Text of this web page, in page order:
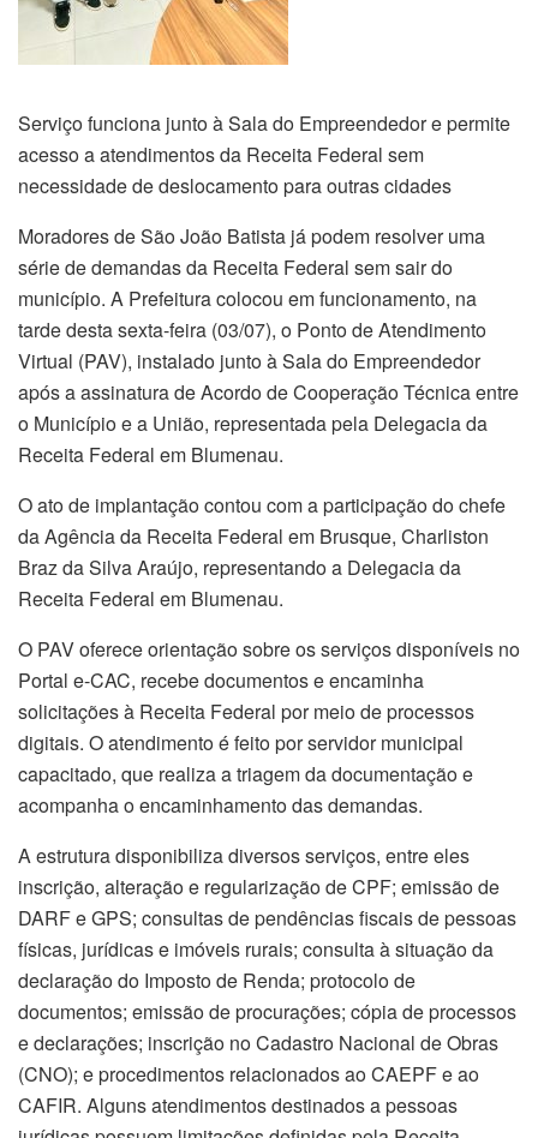
Serviço funciona junto à Sala do Empreendedor e permite
acesso a atendimentos da Receita Federal sem
necessidade de deslocamento para outras cidades
Moradores de São João Batista já podem resolver uma
série de demandas da Receita Federal sem sair do
município. A Prefeitura colocou em funcionamento, na
tarde desta sexta-feira (03/07), o Ponto de Atendimento
Virtual (PAV), instalado junto à Sala do Empreendedor
após a assinatura de Acordo de Cooperação Técnica entre
o Município e a União, representada pela Delegacia da
Receita Federal em Blumenau.
O ato de implantação contou com a participação do chefe
da Agência da Receita Federal em Brusque, Charliston
Braz da Silva Araújo, representando a Delegacia da
Receita Federal em Blumenau.
O PAV oferece orientação sobre os serviços disponíveis no
Portal e-CAC, recebe documentos e encaminha
solicitações à Receita Federal por meio de processos
digitais. O atendimento é feito por servidor municipal
capacitado, que realiza a triagem da documentação e
acompanha o encaminhamento das demandas.
A estrutura disponibiliza diversos serviços, entre eles
inscrição, alteração e regularização de CPF; emissão de
DARF e GPS; consultas de pendências fiscais de pessoas
físicas, jurídicas e imóveis rurais; consulta à situação da
declaração do Imposto de Renda; protocolo de
documentos; emissão de procurações; cópia de processos
e declarações; inscrição no Cadastro Nacional de Obras
(CNO); e procedimentos relacionados ao CAEPF e ao
CAFIR. Alguns atendimentos destinados a pessoas